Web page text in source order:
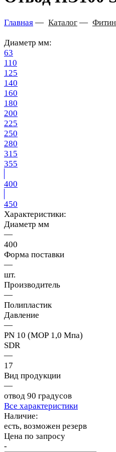
Главная — Каталог—
Диаметр мм:
63
110
125
140
160
180
200
225
250
280
315
355
400
450
Характеристики:
Диаметр мм
—
400
Форма поставки
—
шт.
Производитель
—
Полипластик
Давление
—
PN 10 (МОР 1,0 Мпа)
SDR
—
17
Вид продукции
—
отвод 90 градусов
Все характеристики
Наличие:
есть, возможен резерв
Цена по запросу
-